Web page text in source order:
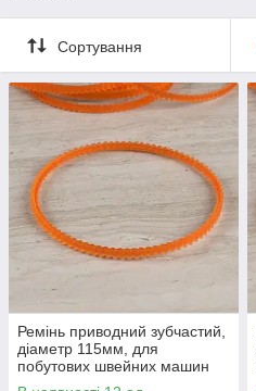
Сортування
Ремінь приводний зубчастий,
діаметр 115мм, для
побутових швейних машин
(56111.002)